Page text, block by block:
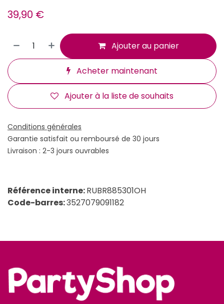
39,90 €
Ajouter au panier
Acheter maintenant
Ajouter à la liste de souhaits
Conditions générales
Garantie satisfait ou remboursé de 30 jours
Livraison : 2-3 jours ouvrables
Référence interne:RUBR885301OH
Code-barres:3527079091182